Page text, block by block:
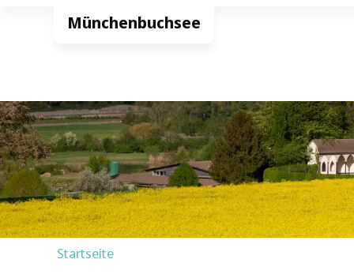
Startseite